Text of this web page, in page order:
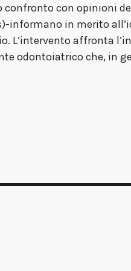
con opinioni
informano in merito
L’intervento affronta
odontoiatrico che, in